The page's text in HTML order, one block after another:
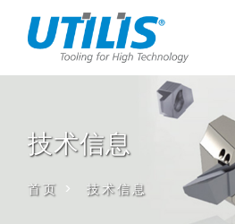
技术信息
首页 > 技术信息